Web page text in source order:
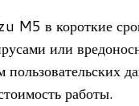
M5 в корот­кие
или
работы.